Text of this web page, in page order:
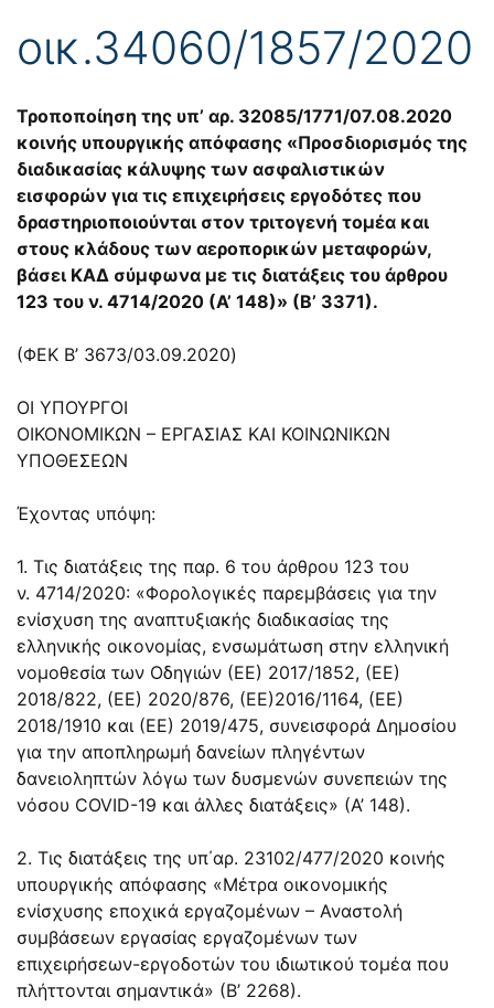
οικ.34060/1857/2020
Τροποποίηση της υπ’ αρ. 32085/1771/07.08.2020
κοινής υπουργικής απόφασης «Προσδιορισμός της
διαδικασίας κάλυψης των ασφαλιστικών
εισφορών για τις επιχειρήσεις εργοδότες που
δραστηριοποιούνται στον τριτογενή τομέα και
στους κλάδους των αεροπορικών μεταφορών,
βάσει ΚΑΔ σύμφωνα με τις διατάξεις του άρθρου
123 του ν. 4714/2020 (Α’ 148)» (Β’ 3371).
(ΦΕΚ B’ 3673/03.09.2020)
ΟΙ ΥΠΟΥΡΓΟΙ
ΟΙΚΟΝΟΜΙΚΩΝ – ΕΡΓΑΣΙΑΣ ΚΑΙ ΚΟΙΝΩΝΙΚΩΝ
ΥΠΟΘΕΣΕΩΝ
Έχοντας υπόψη:
1. Τις διατάξεις της παρ. 6 του άρθρου 123 του
ν. 4714/2020: «Φορολογικές παρεμβάσεις για την
ενίσχυση της αναπτυξιακής διαδικασίας της
ελληνικής οικονομίας, ενσωμάτωση στην ελληνική
νομοθεσία των Οδηγιών (ΕΕ) 2017/1852, (ΕΕ)
2018/822, (ΕΕ) 2020/876, (ΕΕ)2016/1164, (ΕΕ)
2018/1910 και (ΕΕ) 2019/475, συνεισφορά Δημοσίου
για την αποπληρωμή δανείων πληγέντων
δανειοληπτών λόγω των δυσμενών συνεπειών της
νόσου COVID-19 και άλλες διατάξεις» (Α’ 148).
2. Τις διατάξεις της υπ΄αρ. 23102/477/2020 κοινής
υπουργικής απόφασης «Μέτρα οικονομικής
ενίσχυσης εποχικά εργαζομένων – Αναστολή
συμβάσεων εργασίας εργαζομένων των
επιχειρήσεων-εργοδοτών του ιδιωτικού τομέα που
πλήττονται σημαντικά» (Β’ 2268).